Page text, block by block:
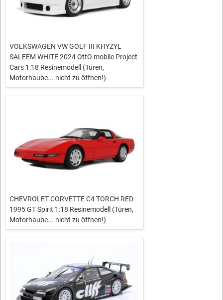
VOLKSWAGEN VW GOLF III KHYZYL
SALEEM WHITE 2024 OttO mobile Project
Cars 1:18 Resinemodell (Türen,
Motorhaube... nicht zu öffnen!)
CHEVROLET CORVETTE C4 TORCH RED
1995 GT Spirit 1:18 Resinemodell (Türen,
Motorhaube... nicht zu öffnen!)